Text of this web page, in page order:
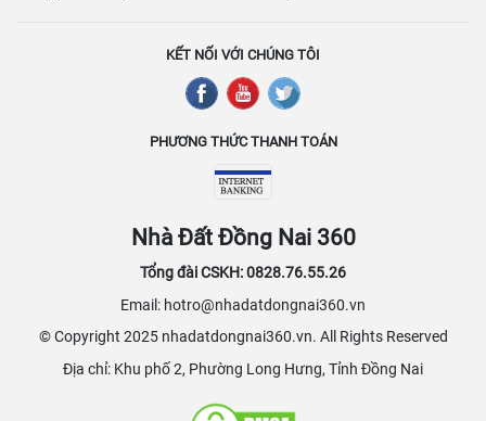
KẾT NỐI VỚI CHÚNG TÔI
PHƯƠNG THỨC THANH TOÁN
Nhà Đất Đồng Nai 360
Tổng đài CSKH: 0828.76.55.26
Email: hotro@nhadatdongnai360.vn
© Copyright 2025 nhadatdongnai360.vn. All Rights Reserved
Địa chỉ: Khu phố 2, Phường Long Hưng, Tỉnh Đồng Nai